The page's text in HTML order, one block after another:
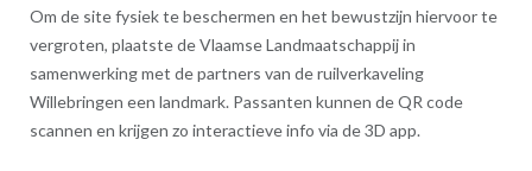
Om de site fysiek te beschermen en het bewustzijn hiervoor te
vergroten, plaatste de Vlaamse Landmaatschappij in
samenwerking met de partners van de ruilverkaveling
Willebringen een landmark. Passanten kunnen de QR code
scannen en krijgen zo interactieve info via de 3D app.